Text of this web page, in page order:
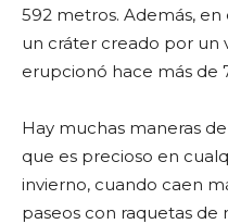
592 metros. Además,
un cráter creado por un
erupcionó hace más de
Hay muchas maneras
que es precioso en
invierno, cuando caen
paseos con raquetas de